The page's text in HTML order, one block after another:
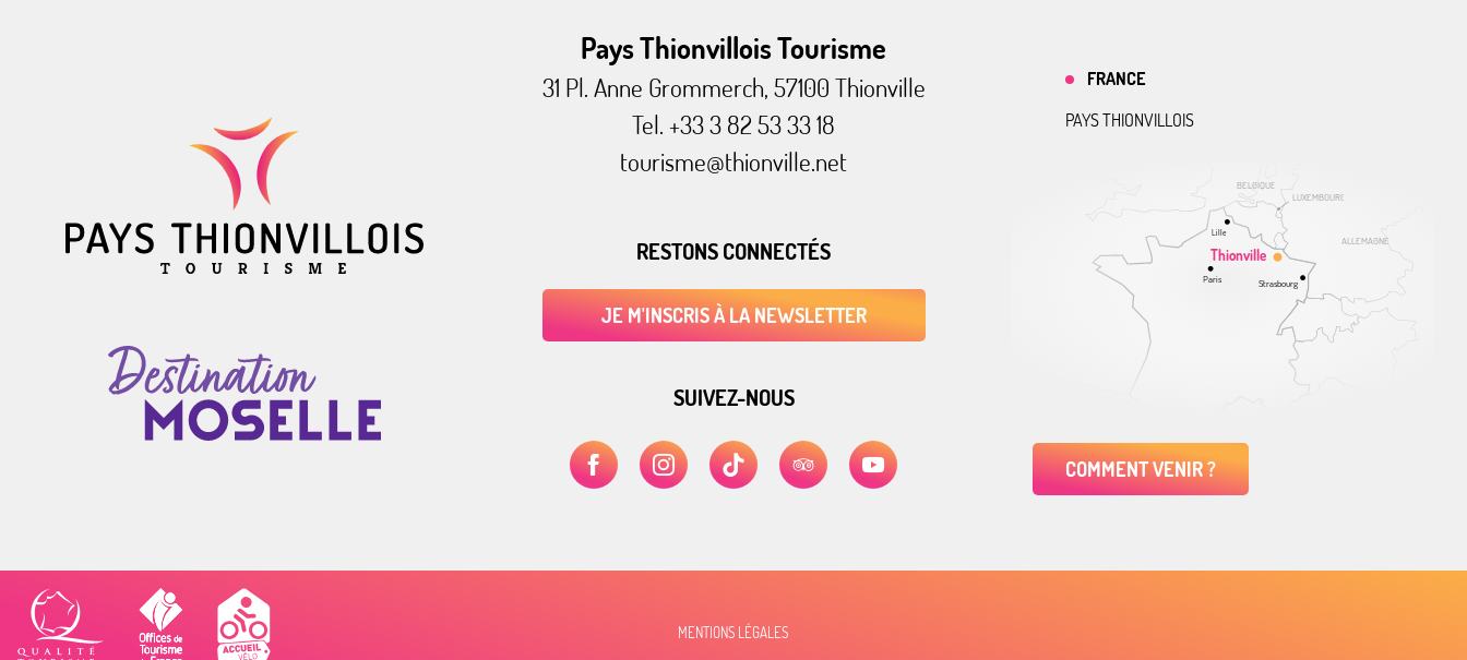
Pays Thionvillois Tourisme
31 Pl. Anne Grommerch, 57100 Thionville
Tel. +33 3 82 53 33 18
tourisme@thionville.net
RESTONS CONNECTÉS
JE M'INSCRIS À LA NEWSLETTER
SUIVEZ-NOUS
ALLEMAGNE
BELGIQUE
LUXEMBOURG
Thionville
Lille
Paris Strasbourg
FRANCE
PAYS THIONVILLOIS
COMMENT VENIR ?
MENTIONS LÉGALES